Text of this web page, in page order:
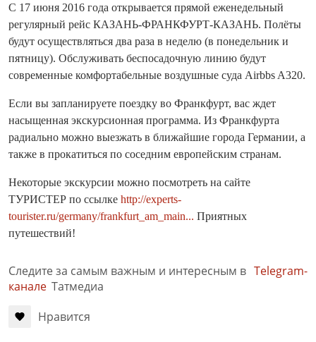
С 17 июня 2016 года открывается прямой еженедельный
регулярный рейс КАЗАНЬ-ФРАНКФУРТ-КАЗАНЬ. Полёты
будут осуществляться два раза в неделю (в понедельник и
пятницу). Обслуживать беспосадочную линию будут
современные комфортабельные воздушные суда Airbbs A320.
Если вы запланируете поездку во Франкфурт, вас ждет
насыщенная экскурсионная программа. Из Франкфурта
радиально можно выезжать в ближайшие города Германии, а
также в прокатиться по соседним европейским странам.
Некоторые экскурсии можно посмотреть на сайте
ТУРИСТЕР по ссылке http://experts-
tourister.ru/germany/frankfurt_am_main... Приятных
путешествий!
Следите за самым важным и интересным в Telegram-
канале Татмедиа
Нравится